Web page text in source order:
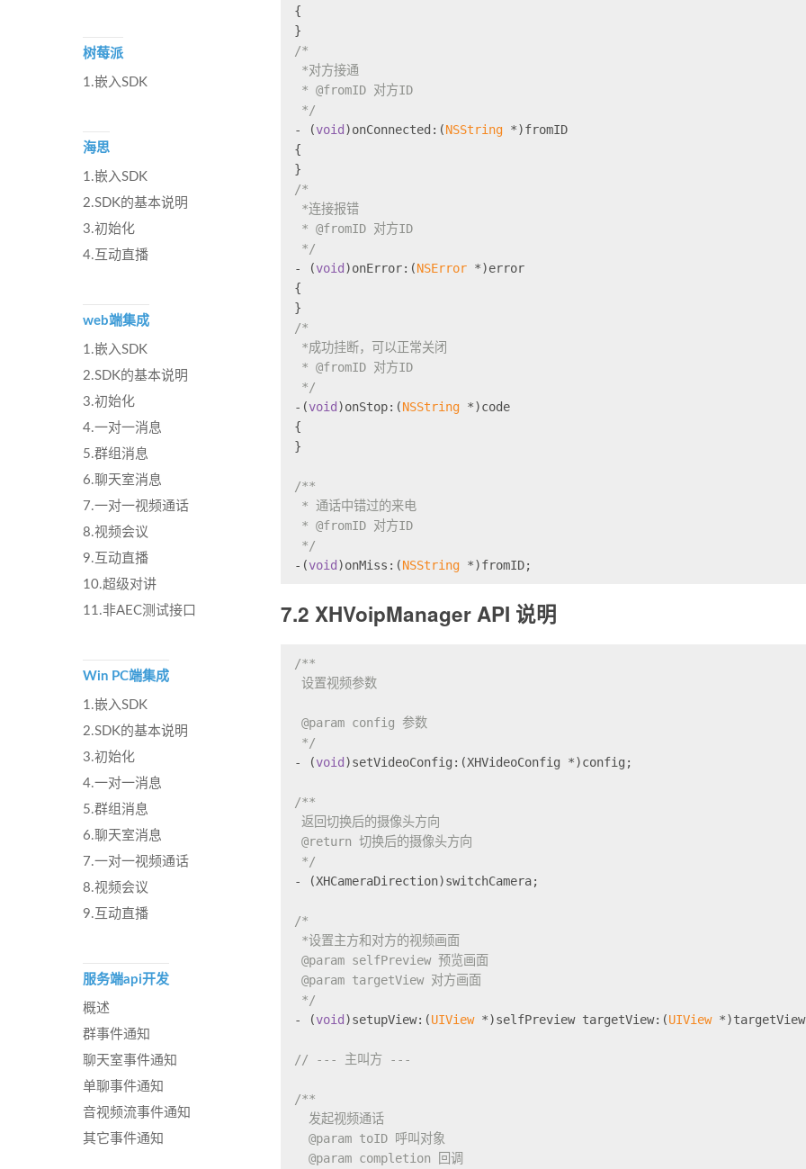
{
}
/*
*对方接通
* @fromID 对方ID
*/
- (void)onConnected:(NSString *)fromID
{
}
/*
*连接报错
* @fromID 对方ID
*/
- (void)onError:(NSError *)error
{
}
/*
*成功挂断，可以正常关闭
* @fromID 对方ID
*/
-(void)onStop:(NSString *)code
{
}
/**
* 通话中错过的来电
* @fromID 对方ID
*/
-(void)onMiss:(NSString *)fromID;
7.2 XHVoipManager API 说明
/**
设置视频参数
@param config 参数
*/
- (void)setVideoConfig:(XHVideoConfig *)config;
/**
返回切换后的摄像头方向
@return 切换后的摄像头方向
*/
- (XHCameraDirection)switchCamera;
/*
*设置主方和对方的视频画面
@param selfPreview 预览画面
@param targetView 对方画面
*/
- (void)setupView:(UIView *)selfPreview targetView:(UIView
// --- 主叫方 ---
/**
  发起视频通话
  @param toID 呼叫对象
  @param completion 回调
树莓派
1.嵌入SDK
海思
1.嵌入SDK
2.SDK的基本说明
3.初始化
4.互动直播
web端集成
1.嵌入SDK
2.SDK的基本说明
3.初始化
4.一对一消息
5.群组消息
6.聊天室消息
7.一对一视频通话
8.视频会议
9.互动直播
10.超级对讲
11.非AEC测试接口
Win PC端集成
1.嵌入SDK
2.SDK的基本说明
3.初始化
4.一对一消息
5.群组消息
6.聊天室消息
7.一对一视频通话
8.视频会议
9.互动直播
服务端api开发
概述
群事件通知
聊天室事件通知
单聊事件通知
音视频流事件通知
其它事件通知